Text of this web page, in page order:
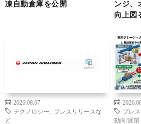
凍自動倉庫を公開
ンジ、
向上図
2026.08.07
テクノロジー
プレスリリースな
ど
プレ
動向/展望